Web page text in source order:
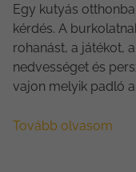
Egy kutyás
kérdés. A
rohanást, a játékot,
nedvességet és
vajon melyik padló
Tovább olvasom